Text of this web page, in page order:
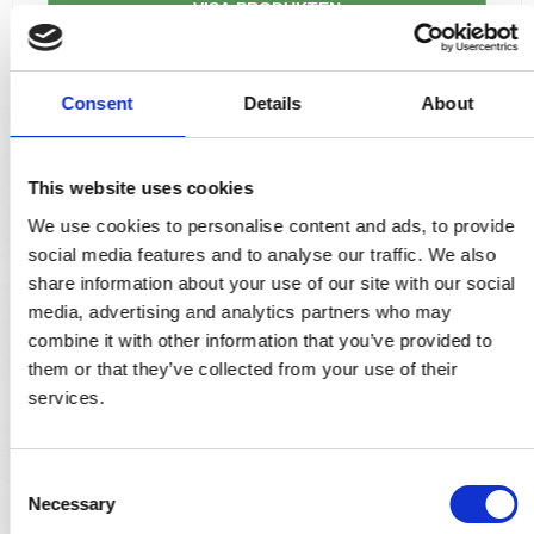
Consent Details About
This website uses cookies
We use cookies to personalise content and ads, to provide
social media features and to analyse our traffic. We also
share information about your use of our site with our social
media, advertising and analytics partners who may
combine it with other information that you’ve provided to
them or that they’ve collected from your use of their
services.
Necessary
VISA PRODUKTEN